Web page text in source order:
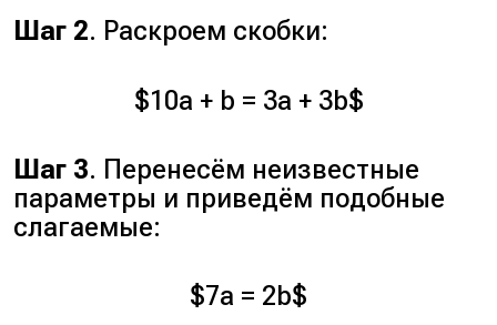
Шаг 2. Раскроем скобки:
$10a + b = 3a + 3b$
Шаг 3. Перенесём неизвестные
параметры и приведём подобные
слагаемые:
$7a = 2b$